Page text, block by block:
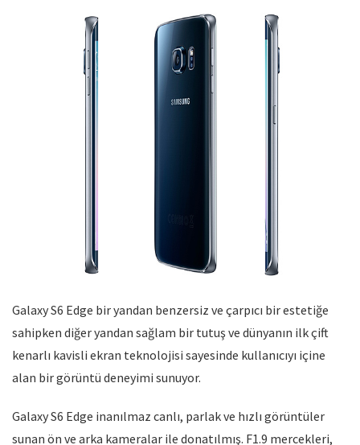
Galaxy S6 Edge bir yandan benzersiz ve çarpıcı bir estetiğe
sahipken diğer yandan sağlam bir tutuş ve dünyanın ilk çift
kenarlı kavisli ekran teknolojisi sayesinde kullanıcıyı içine
alan bir görüntü deneyimi sunuyor.
Galaxy S6 Edge inanılmaz canlı, parlak ve hızlı görüntüler
sunan ön ve arka kameralar ile donatılmış. F1.9 mercekleri,